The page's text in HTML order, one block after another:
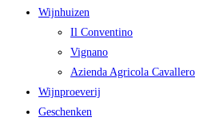
Wijnhuizen
Il Conventino
Vignano
Azienda Agricola Cavallero
Wijnproeverij
Geschenken